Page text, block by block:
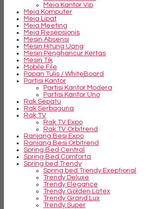
Meja Kantor Vip
Meja Komputer
Meja Lipat
Meja Meeting
Meja Resepsionis
Mesin Absensi
Mesin Hitung Uang
Mesin Penghancur Kertas
Mesin Tik
Mobile File
Papan Tulis / WhiteBoard
Partisi Kantor
Partisi Kantor Modera
Partisi Kantor Uno
Rak Sepatu
Rak Serbaguna
Rak TV
Rak TV Expo
Rak TV Orbitrend
Ranjang Besi Expo
Ranjang Besi Orbitrend
Spring Bed Central
Spring Bed Comforta
Spring bed Trendy
Spring bed Trendy Exeptional
Trendy Deluxe
Trendy Elegance
Trendy Golden Latex
Trendy Grand Lux
Trendy Super